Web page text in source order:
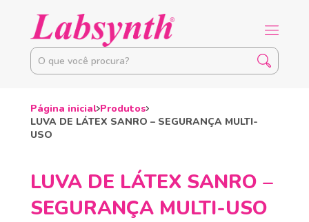
Página inicial Produtos
LUVA DE LÁTEX SANRO – SEGURANÇA MULTI-
USO
LUVA DE LÁTEX SANRO –
SEGURANÇA MULTI-USO